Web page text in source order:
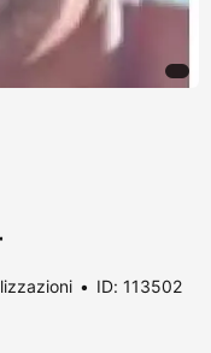
ID: 113502